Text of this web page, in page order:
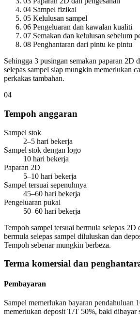
04 Sampel fizikal
05 Kelulusan sampel
06 Pengeluaran dan kawalan kualiti
07 Semakan dan kelulusan sebelum
08 Penghantaran dari pintu ke pintu
Sehingga 3 pusingan semakan paparan 2D
selepas sampel siap mungkin memerlukan
perkakas tambahan.
04
Tempoh anggaran
Sampel stok
2–5 hari bekerja
Sampel stok dengan logo
10 hari bekerja
Paparan 2D
5–10 hari bekerja
Sampel tersuai sepenuhnya
45–60 hari bekerja
Pengeluaran pukal
50–60 hari bekerja
Tempoh sampel tersuai bermula selepas 2D
bermula selepas sampel diluluskan dan
Tempoh sebenar mungkin berbeza.
Terma komersial dan
Pembayaran
Sampel memerlukan bayaran pendahuluan
memerlukan deposit T/T 50%, baki dibayar